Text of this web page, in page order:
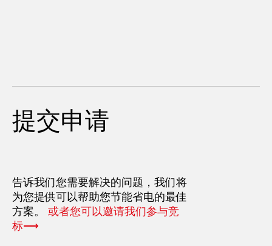
提交申请
告诉我们您需要解决的问题，我们将
为您提供可以帮助您节能省电的最佳
方案。 或者您可以邀请我们参与竞
标⟶